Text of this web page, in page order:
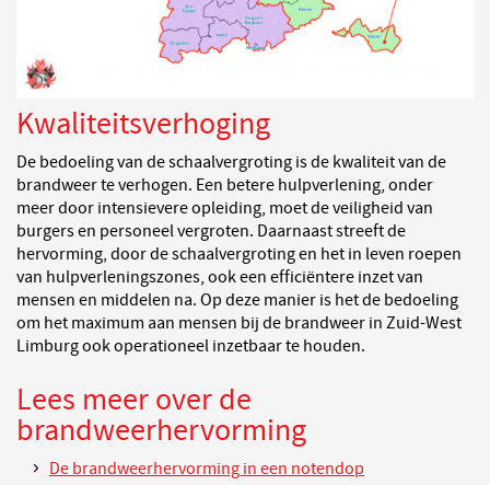
Kwaliteitsverhoging
De bedoeling van de schaalvergroting is de kwaliteit van de
brandweer te verhogen. Een betere hulpverlening, onder
meer door intensievere opleiding, moet de veiligheid van
burgers en personeel vergroten. Daarnaast streeft de
hervorming, door de schaalvergroting en het in leven roepen
van hulpverleningszones, ook een efficiëntere inzet van
mensen en middelen na. Op deze manier is het de bedoeling
om het maximum aan mensen bij de brandweer in Zuid-West
Limburg ook operationeel inzetbaar te houden.
Lees meer over de
brandweerhervorming
De brandweerhervorming in een notendop